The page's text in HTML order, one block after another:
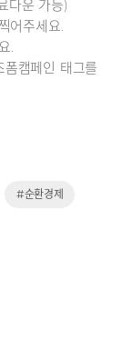
다운 가능)
어주세요.
.
캠페인 태그를
#순환경제